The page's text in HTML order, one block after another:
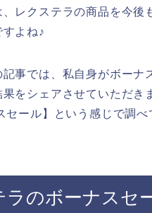
、レクステラの商品を今
よね♪
事では、私自身がボーナ
果をシェアさせていただき
セール】という感じで調べ
ラのボーナスセ